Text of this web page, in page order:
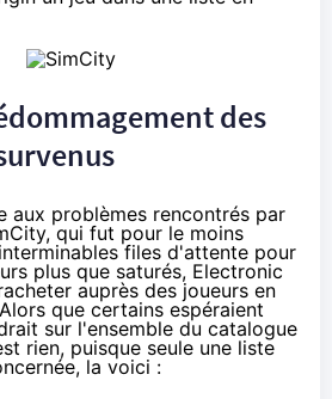
des
aux problèmes rencontrés par
qui fut pour le moins
files d'attente pour
plus que saturés, Electronic
auprès des joueurs en
que certains espéraient
sur l'ensemble du catalogue
rien, puisque seule une liste
la voici :